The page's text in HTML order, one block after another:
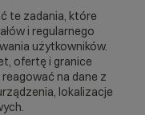
te zadania, które
i regularnego
użytkowników.
ofertę i granice
na dane z
lokalizacje